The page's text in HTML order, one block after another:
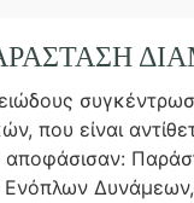
που είναι
Ενόπλων